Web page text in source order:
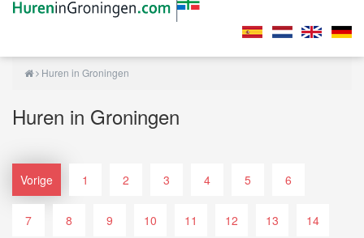
Huren in Groningen
Huren in Groningen
Vorige 1 2 3 4 5 6
7 8 9 10 11 12 13 14